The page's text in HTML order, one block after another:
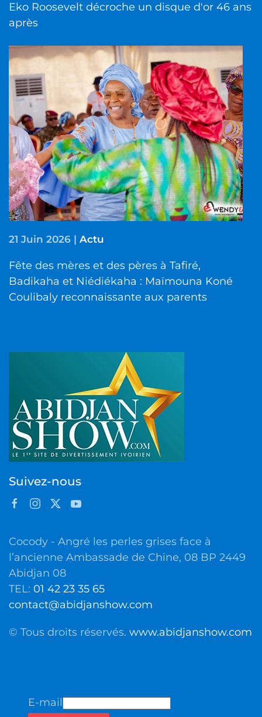
Eko Roosevelt décroche un disque d'or 46 ans
après
21 Juin 2026 | Actu
Fête des mères et des pères à Tafiré,
Badikaha et Niédiékaha : Maïmouna Koné
Coulibaly reconnaissante aux parents
Suivez-nous
Cocody - Angré les perles grises face à
l’ancienne Ambassade de Chine, 08 BP 2449
Abidjan 08
TEL: 01 42 23 35 65
contact@abidjanshow.com
© Tous droits réservés. www.abidjanshow.com
E-mail